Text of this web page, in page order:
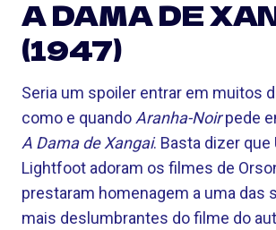
A DAMA DE
(1947)
Seria um spoiler entrar em muitos
como e quando Aranha-Noirpede
A Dama de Xangai. Basta dizer que
Lightfoot adoram os filmes de
prestaram homenagem a uma das
mais deslumbrantes do filme do